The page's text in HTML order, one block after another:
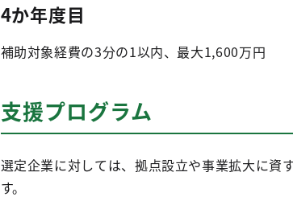
4か年度目
補助対象経費の3分の1以内、最大1,600万円
支援プログラム
選定企業に対しては、拠点設立や事業拡大に資
す。